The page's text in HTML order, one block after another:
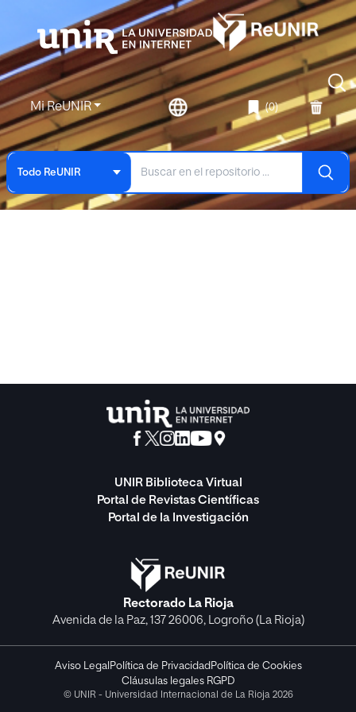
Mi ReUNIR (0)
Todo ReUNIR
UNIR Biblioteca Virtual
Portal de Revistas Científicas
Portal de la Investigación
Rectorado La Rioja
Avenida de la Paz, 137 26006, Logroño (La Rioja)
Aviso Legal Política de Privacidad Política de Cookies
Cláusulas legales RGPD
© UNIR - Universidad Internacional de La Rioja 2026